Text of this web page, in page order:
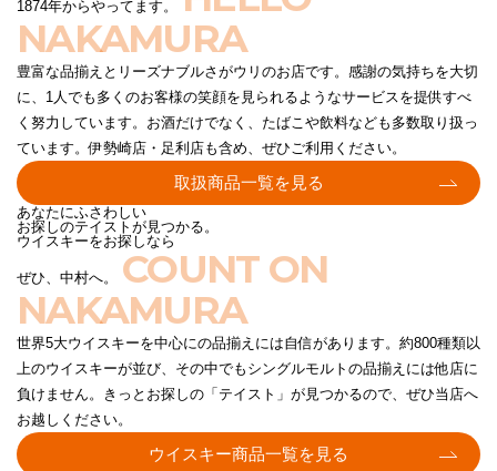
1874年からやってます。
NAKAMURA
豊富な品揃えとリーズナブルさがウリのお店です。感謝の気持ちを大切
に、1人でも多くのお客様の笑顔を見られるようなサービスを提供すべ
く努力しています。お酒だけでなく、たばこや飲料なども多数取り扱っ
ています。伊勢崎店・足利店も含め、ぜひご利用ください。
取扱商品一覧を見る
あなたにふさわしい
お探しのテイストが見つかる。
ウイスキーをお探しなら
ぜひ、中村へ。 COUNT ON
NAKAMURA
世界5大ウイスキーを中心にの品揃えには自信があります。約800種類以
上のウイスキーが並び、その中でもシングルモルトの品揃えには他店に
負けません。きっとお探しの「テイスト」が見つかるので、ぜひ当店へ
お越しください。
ウイスキー商品一覧を見る